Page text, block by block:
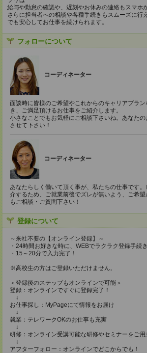
給与や勤怠の確認や、遅刻やお休みの連絡もスマホ
さらに担当者への相談や各種手続きもスムーズに行
でも安心してお仕事を続けられます。
フォローについて
コーディネーター
面談時に皆様のご希望やこれからのキャリアプラ
き、ご満足頂けるお仕事をご紹介します。
小さなことでもお気軽にご相談下さいね。あなた
させて下さい！
コーディネーター
あなたらしく働いて頂く事が、私たちの仕事です
介するため、ご就業前後でズレが無いよう、ご希
もご相談・ご質問下さい！
登録について
～来社不要の【オンライン登録】～
・24時間お好きな時に、WEBでラクラク登録手続き
・15～20分で入力完了！
※高校生の方はご登録いただけません。
＜登録後のステップもオンラインで可能＞
登録：オンラインですぐに登録完了！
↓
お仕事探し：MyPageにて情報をお届け
↓
就業：テレワークOKのお仕事も充実
↓
研修：オンライン受講可能な研修やセミナーをご用
↓
アフターフォロー：オンラインでどこからでも！